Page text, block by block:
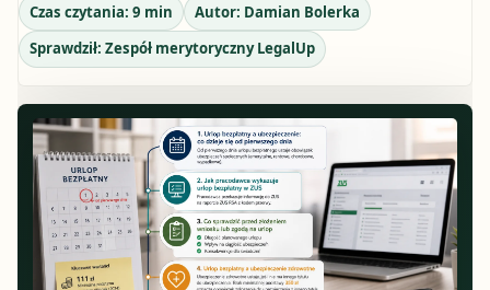
Czas czytania: 9 min Autor: Damian Bolerka
Sprawdził: Zespół merytoryczny LegalUp